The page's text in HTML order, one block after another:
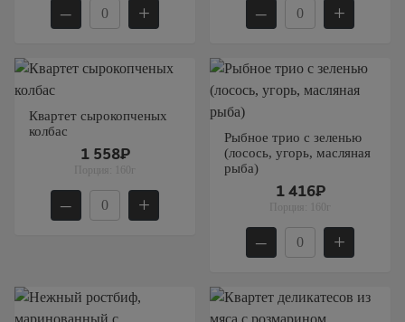
– + – +
Квартет сырокопченых
колбас
1 558₽
Порция: 160г
– +
Рыбное трио с зеленью
(лосось, угорь, масляная
рыба)
1 416₽
Порция: 160г
– +